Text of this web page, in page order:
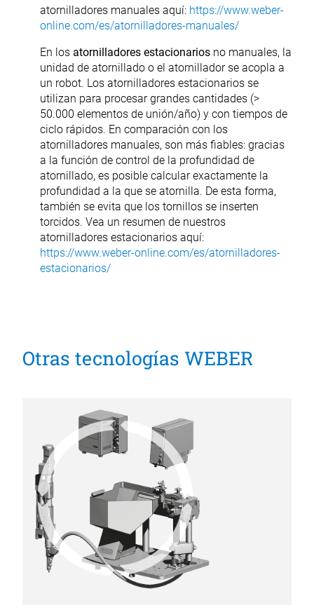
atornilladores manuales aquí: https://www.weber-
online.com/es/atornilladores-manuales/
En los atornilladores estacionariosno manuales, la
unidad de atornillado o el atornillador se acopla a
un robot. Los atornilladores estacionarios se
utilizan para procesar grandes cantidades (>
50.000 elementos de unión/año) y con tiempos de
ciclo rápidos. En comparación con los
atornilladores manuales, son más fiables: gracias
a la función de control de la profundidad de
atornillado, es posible calcular exactamente la
profundidad a la que se atornilla. De esta forma,
también se evita que los tornillos se inserten
torcidos. Vea un resumen de nuestros
atornilladores estacionarios aquí:
https://www.weber-online.com/es/atornilladores-
estacionarios/
Otras tecnologías WEBER